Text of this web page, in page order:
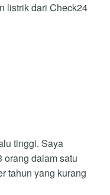
listrik dari Check24
tinggi. Saya
orang dalam satu
tahun yang kurang